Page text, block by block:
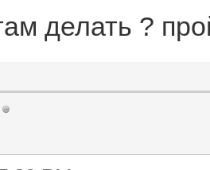
делать ?